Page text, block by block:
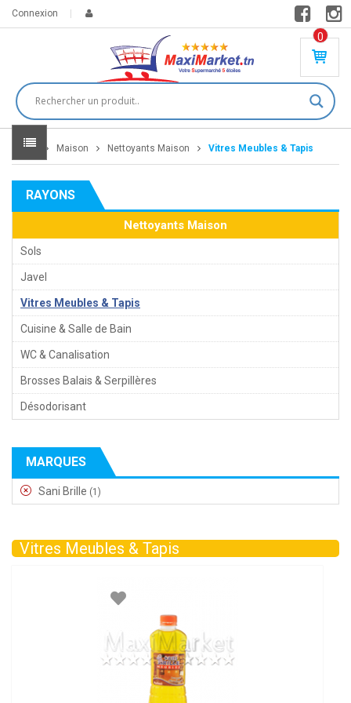
Connexion
0
PR
DU
IT(
S)
DT
Home Maison Nettoyants Maison Vitres Meubles & Tapis
RAYONS
Nettoyants Maison
Sols
Javel
Vitres Meubles & Tapis
Cuisine & Salle de Bain
WC & Canalisation
Brosses Balais & Serpillères
Désodorisant
MARQUES
Sani Brille (1)
Vitres Meubles & Tapis